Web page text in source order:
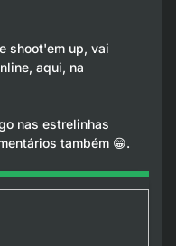
shoot'em up, vai
aqui, na
nas estrelinhas
também 😁.